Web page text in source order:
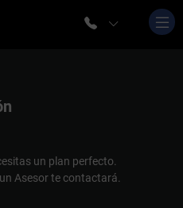
un plan perfecto.
Asesor te contactará.